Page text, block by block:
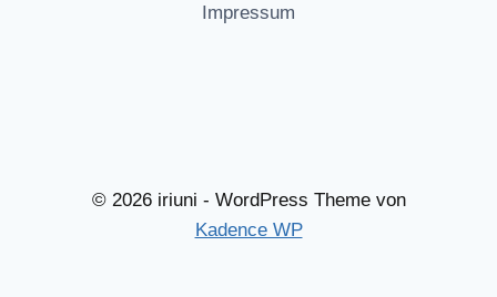
Impressum
© 2026 iriuni - WordPress Theme von
Kadence WP